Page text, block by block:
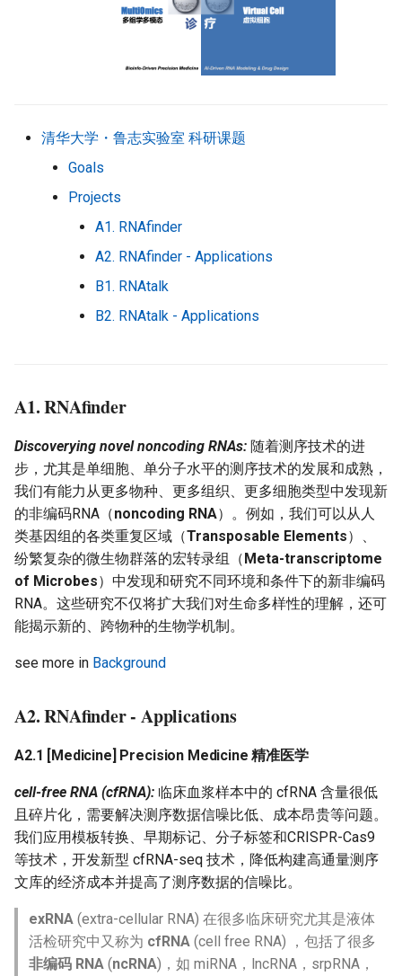
清华大学・鲁志实验室 科研课题
Goals
Projects
A1. RNAfinder
A2. RNAfinder - Applications
B1. RNAtalk
B2. RNAtalk - Applications
A1.RNAfinder
Discoverying novel noncoding RNAs: 随着测序技术的进
步，尤其是单细胞、单分子水平的测序技术的发展和成熟，
我们有能力从更多物种、更多组织、更多细胞类型中发现新
的非编码RNA（noncoding RNA）。例如，我们可以从人
类基因组的各类重复区域（Transposable Elements）、
纷繁复杂的微生物群落的宏转录组（Meta-transcriptome
of Microbes）中发现和研究不同环境和条件下的新非编码
RNA。这些研究不仅将扩大我们对生命多样性的理解，还可
能揭示新的、跨物种的生物学机制。
see more in Background
A2. RNAfinder - Applications
A2.1 [Medicine] Precision Medicine 精准医学
cell-free RNA (cfRNA): 临床血浆样本中的 cfRNA 含量很低
且碎片化，需要解决测序数据信噪比低、成本昂贵等问题。
我们应用模板转换、早期标记、分子标签和CRISPR-Cas9
等技术，开发新型 cfRNA-seq 技术，降低构建高通量测序
文库的经济成本并提高了测序数据的信噪比。
exRNA (extra-cellular RNA) 在很多临床研究尤其是液体
活检研究中又称为 cfRNA (cell free RNA) ，包括了很多
非编码 RNA (ncRNA)，如 miRNA，lncRNA，srpRNA，